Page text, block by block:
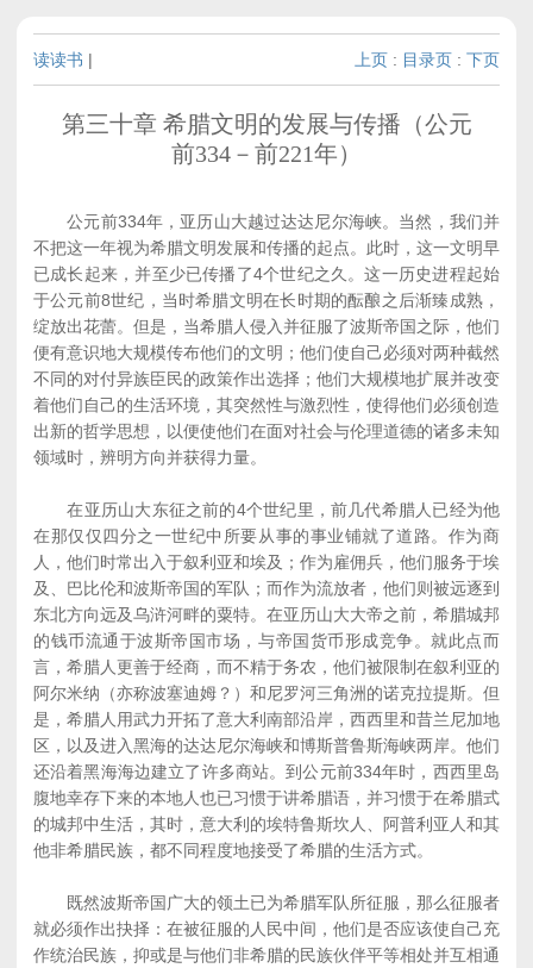
读读书 | 上页 : 目录页 : 下页
第三十章 希腊文明的发展与传播（公元
前334－前221年）
公元前334年，亚历山大越过达达尼尔海峡。当然，我们并
不把这一年视为希腊文明发展和传播的起点。此时，这一文明早
已成长起来，并至少已传播了4个世纪之久。这一历史进程起始
于公元前8世纪，当时希腊文明在长时期的酝酿之后渐臻成熟，
绽放出花蕾。但是，当希腊人侵入并征服了波斯帝国之际，他们
便有意识地大规模传布他们的文明；他们使自己必须对两种截然
不同的对付异族臣民的政策作出选择；他们大规模地扩展并改变
着他们自己的生活环境，其突然性与激烈性，使得他们必须创造
出新的哲学思想，以便使他们在面对社会与伦理道德的诸多未知
领域时，辨明方向并获得力量。
在亚历山大东征之前的4个世纪里，前几代希腊人已经为他
在那仅仅四分之一世纪中所要从事的事业铺就了道路。作为商
人，他们时常出入于叙利亚和埃及；作为雇佣兵，他们服务于埃
及、巴比伦和波斯帝国的军队；而作为流放者，他们则被远逐到
东北方向远及乌浒河畔的粟特。在亚历山大大帝之前，希腊城邦
的钱币流通于波斯帝国市场，与帝国货币形成竞争。就此点而
言，希腊人更善于经商，而不精于务农，他们被限制在叙利亚的
阿尔米纳（亦称波塞迪姆？）和尼罗河三角洲的诺克拉提斯。但
是，希腊人用武力开拓了意大利南部沿岸，西西里和昔兰尼加地
区，以及进入黑海的达达尼尔海峡和博斯普鲁斯海峡两岸。他们
还沿着黑海海边建立了许多商站。到公元前334年时，西西里岛
腹地幸存下来的本地人也已习惯于讲希腊语，并习惯于在希腊式
的城邦中生活，其时，意大利的埃特鲁斯坎人、阿普利亚人和其
他非希腊民族，都不同程度地接受了希腊的生活方式。
既然波斯帝国广大的领土已为希腊军队所征服，那么征服者
就必须作出抉择：在被征服的人民中间，他们是否应该使自己充
作统治民族，抑或是与他们非希腊的民族伙伴平等相处并互相通